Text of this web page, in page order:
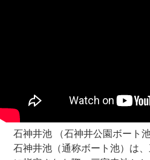
石神井池 （石神井公園ボート池
石神井池（通称ボート池）は